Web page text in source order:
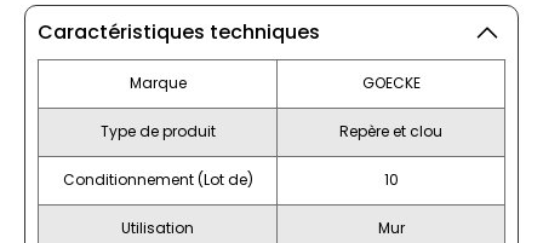
Caractéristiques techniques
Marque GOECKE
Type de produit Repère et clou
Conditionnement (Lot de) 10
Utilisation Mur